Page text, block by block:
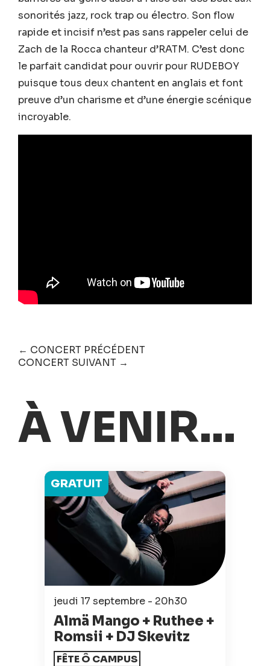
sonorités jazz, rock trap ou électro. Son flow
rapide et incisif n’est pas sans rappeler celui de
Zach de la Rocca chanteur d’RATM. C’est donc
le parfait candidat pour ouvrir pour RUDEBOY
puisque tous deux chantent en anglais et font
preuve d’un charisme et d’une énergie scénique
incroyable.
← CONCERT PRÉCÉDENT
CONCERT SUIVANT →
À VENIR...
jeudi 17 septembre - 20h30
Almä Mango + Ruthee +
Romsii + DJ Skevitz
FÊTE Ô CAMPUS
GRATUIT